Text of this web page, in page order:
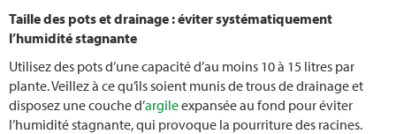
Taille des pots et drainage : éviter systématiquement
l’humidité stagnante
Utilisez des pots d’une capacité d’au moins 10 à 15 litres par
plante. Veillez à ce qu’ils soient munis de trous de drainage et
disposez une couche d’argileexpansée au fond pour éviter
l’humidité stagnante, qui provoque la pourriture des racines.